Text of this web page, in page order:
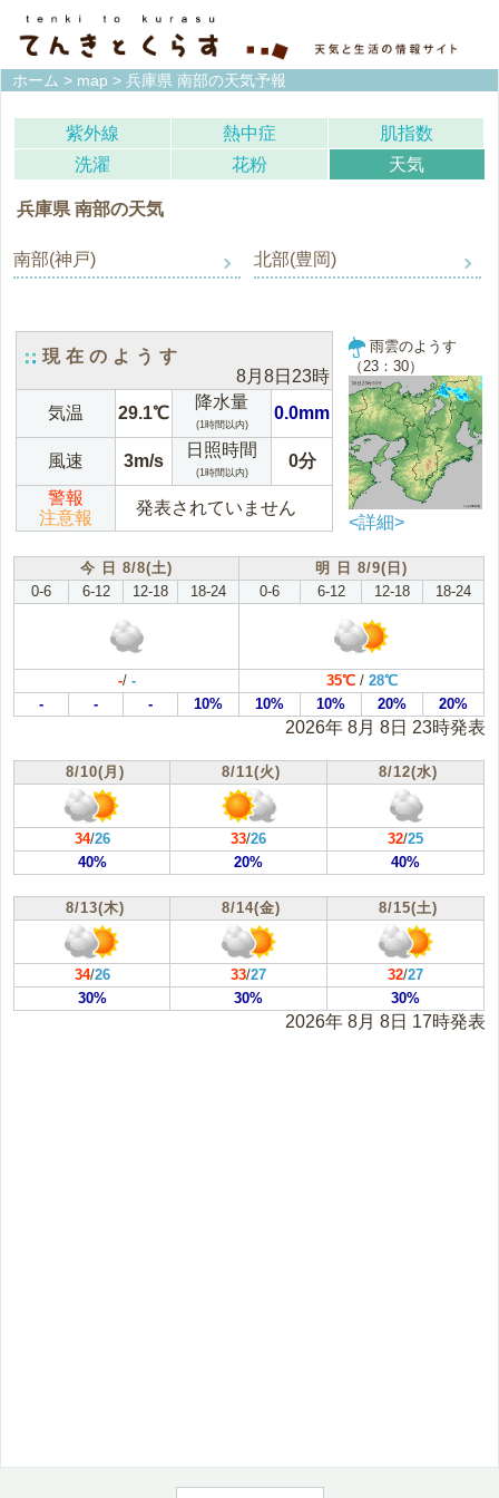
ホーム > map > 兵庫県 南部の天気予報
紫外線 熱中症
肌指数
洗濯
花粉 天気
兵庫県 南部の天気
南部(神戸) 北部(豊岡)
現在のようす
8月8日23時
気温
29.1℃
降水量
(1時間以内)
0.0mm
風速 3m/s
日照時間
(1時間以内)
0分
警報
注意報
発表されていません
雨雲のようす
（23：30）
<詳細>
今 日 8/8(土)
明 日 8/9(日)
0-6
6-12 12-18 18-24 0-6 6-12 12-18 18-24
-/ - 35℃/ 28℃
-
- - 10% 10% 10% 20% 20%
2026年 8月 8日 23時発表
8/10(月) 8/11(火) 8/12(水)
34/26 33/26 32/25
40%
20% 40%
8/13(木) 8/14(金) 8/15(土)
34/26 33/27 32/27
30%
30% 30%
2026年 8月 8日 17時発表